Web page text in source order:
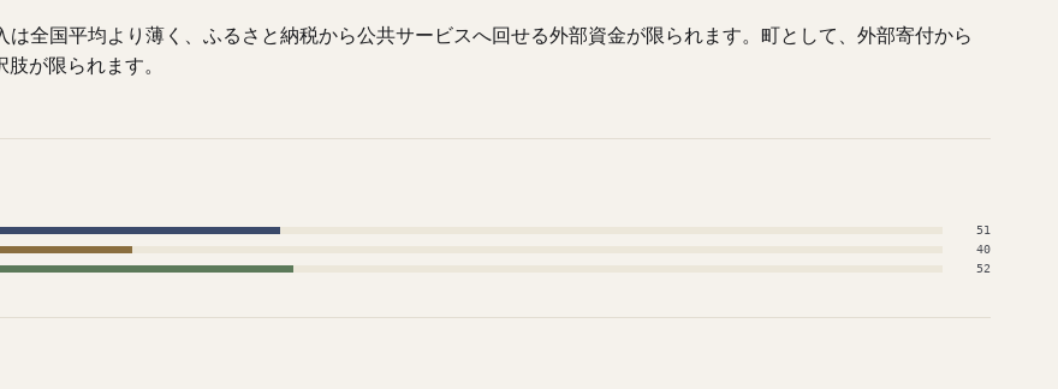
全国平均より薄く、ふるさと納税から公共サービスへ回せる外部資金が限られます。町として、外部寄付から
が限られます。
51
40
52